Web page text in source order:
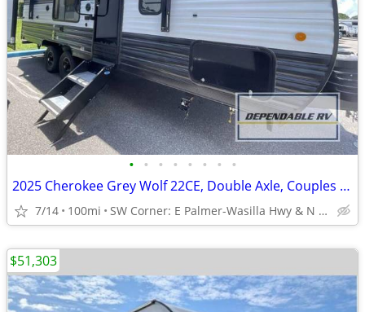
• • • • • • • •
2025 Cherokee Grey Wolf 22CE, Double Axle, Couples Coach Beautiful...
7/14 100mi SW Corner: E Palmer-Wasilla Hwy & N Seward Meridian Pkwy
$51,303